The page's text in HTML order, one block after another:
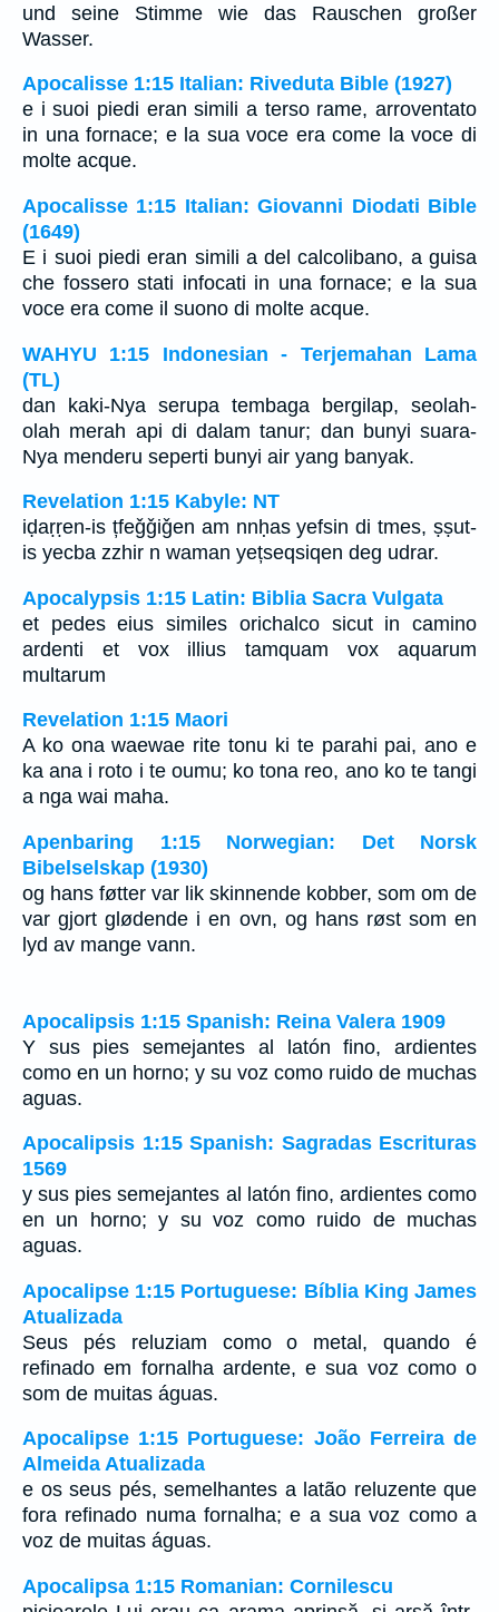
und seine Stimme wie das Rauschen großer
Wasser.
Apocalisse 1:15 Italian: Riveduta Bible (1927)
e i suoi piedi eran simili a terso rame, arroventato
in una fornace; e la sua voce era come la voce di
molte acque.
Apocalisse 1:15 Italian: Giovanni Diodati Bible
(1649)
E i suoi piedi eran simili a del calcolibano, a guisa
che fossero stati infocati in una fornace; e la sua
voce era come il suono di molte acque.
WAHYU 1:15 Indonesian - Terjemahan Lama
(TL)
dan kaki-Nya serupa tembaga bergilap, seolah-
olah merah api di dalam tanur; dan bunyi suara-
Nya menderu seperti bunyi air yang banyak.
Revelation 1:15 Kabyle: NT
iḍaṛṛen-is țfeǧǧiǧen am nnḥas yefsin di tmes, ṣṣut-
is yecba zzhir n waman yețseqsiqen deg udrar.
Apocalypsis 1:15 Latin: Biblia Sacra Vulgata
et pedes eius similes orichalco sicut in camino
ardenti et vox illius tamquam vox aquarum
multarum
Revelation 1:15 Maori
A ko ona waewae rite tonu ki te parahi pai, ano e
ka ana i roto i te oumu; ko tona reo, ano ko te tangi
a nga wai maha.
Apenbaring 1:15 Norwegian: Det Norsk
Bibelselskap (1930)
og hans føtter var lik skinnende kobber, som om de
var gjort glødende i en ovn, og hans røst som en
lyd av mange vann.
Apocalipsis 1:15 Spanish: Reina Valera 1909
Y sus pies semejantes al latón fino, ardientes
como en un horno; y su voz como ruido de muchas
aguas.
Apocalipsis 1:15 Spanish: Sagradas Escrituras
1569
y sus pies semejantes al latón fino, ardientes como
en un horno; y su voz como ruido de muchas
aguas.
Apocalipse 1:15 Portuguese: Bíblia King James
Atualizada
Seus pés reluziam como o metal, quando é
refinado em fornalha ardente, e sua voz como o
som de muitas águas.
Apocalipse 1:15 Portuguese: João Ferreira de
Almeida Atualizada
e os seus pés, semelhantes a latão reluzente que
fora refinado numa fornalha; e a sua voz como a
voz de muitas águas.
Apocalipsa 1:15 Romanian: Cornilescu